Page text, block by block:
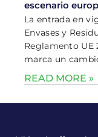
escenario
La entrada en
Envases y
Reglamento UE
marca un
READ MORE »